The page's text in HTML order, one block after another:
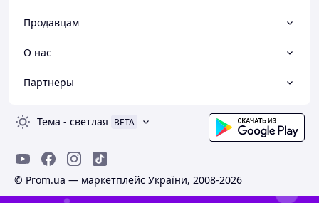
Продавцам
О нас
Партнеры
Тема - светлая BETA
© Prom.ua — маркетплейс України, 2008-2026